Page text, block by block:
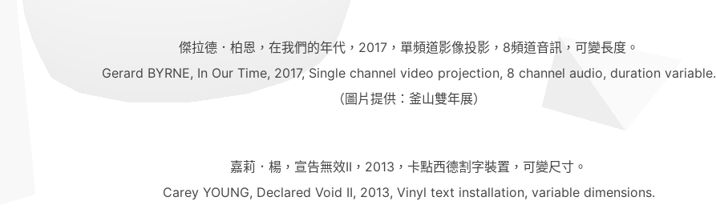
傑拉德．柏恩，在我們的年代，2017，單頻道影像投影，8頻道音訊，可變長度。
Gerard BYRNE, In Our Time, 2017, Single channel video projection, 8 channel audio, duration variable.
（圖片提供：釜山雙年展）
嘉莉．楊，宣告無效II，2013，卡點西德割字裝置，可變尺寸。
Carey YOUNG, Declared Void II, 2013, Vinyl text installation, variable dimensions.